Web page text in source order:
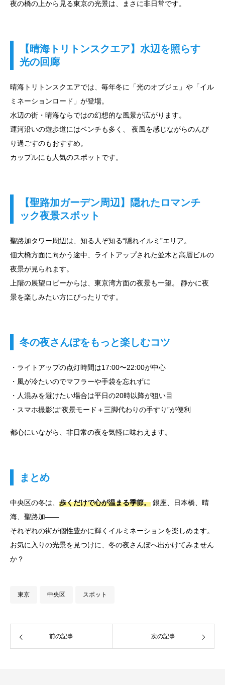
夜の橋の上から見る東京の光景は、まさに非日常です。
【晴海トリトンスクエア】水辺を照らす
光の回廊
晴海トリトンスクエアでは、毎年冬に「光のオブジェ」や「イル
ミネーションロード」が登場。
水辺の街・晴海ならではの幻想的な風景が広がります。
運河沿いの遊歩道にはベンチも多く、 夜風を感じながらのんび
り過ごすのもおすすめ。
カップルにも人気のスポットです。
【聖路加ガーデン周辺】隠れたロマンチ
ック夜景スポット
聖路加タワー周辺は、知る人ぞ知る“隠れイルミ”エリア。
佃大橋方面に向かう途中、ライトアップされた並木と高層ビルの
夜景が見られます。
上階の展望ロビーからは、東京湾方面の夜景も一望。 静かに夜
景を楽しみたい方にぴったりです。
冬の夜さんぽをもっと楽しむコツ
・ライトアップの点灯時間は17:00〜22:00が中心
・風が冷たいのでマフラーや手袋を忘れずに
・人混みを避けたい場合は平日の20時以降が狙い目
・スマホ撮影は“夜景モード＋三脚代わりの手すり”が便利
都心にいながら、非日常の夜を気軽に味わえます。
まとめ
中央区の冬は、 歩くだけで心が温まる季節。 銀座、日本橋、晴
海、聖路加――
それぞれの街が個性豊かに輝くイルミネーションを楽しめます。
お気に入りの光景を見つけに、冬の夜さんぽへ出かけてみません
か？
東京 中央区 スポット
前の記事 次の記事